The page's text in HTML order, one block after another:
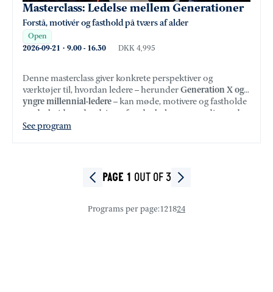
Masterclass: Ledelse mellem Generationer
Forstå, motivér og fasthold på tværs af alder
Open
2026-09-21 · 9.00 - 16.30 DKK 4,995
Denne masterclass giver konkrete perspektiver og
værktøjer til, hvordan ledere – herunder Generation X og
yngre millennial-ledere – kan møde, motivere og fastholde
medarbejdere, der drives af andre behov og værdier end
dem selv.
See program
PAGE 1 OUT OF 3
Programs per page:121824